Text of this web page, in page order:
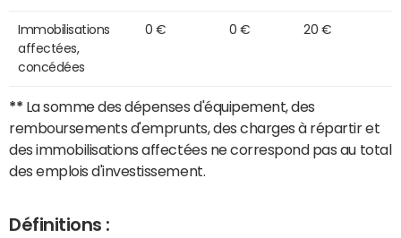
Immobilisations
affectées,
concédées
0 € 0 € 20 €
** La somme des dépenses d'équipement, des
remboursements d'emprunts, des charges à répartir et
des immobilisations affectées ne correspond pas au total
des emplois d'investissement.
Définitions :